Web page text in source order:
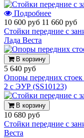
Подробнее
10 600 руб 11 660 руб
Стойки передние с
Лада Веста
В корзину
5 640 руб
Опоры передних
2 с ЭУР (SS10123)
В корзину
10 680 руб
Стойки передние с
Веста